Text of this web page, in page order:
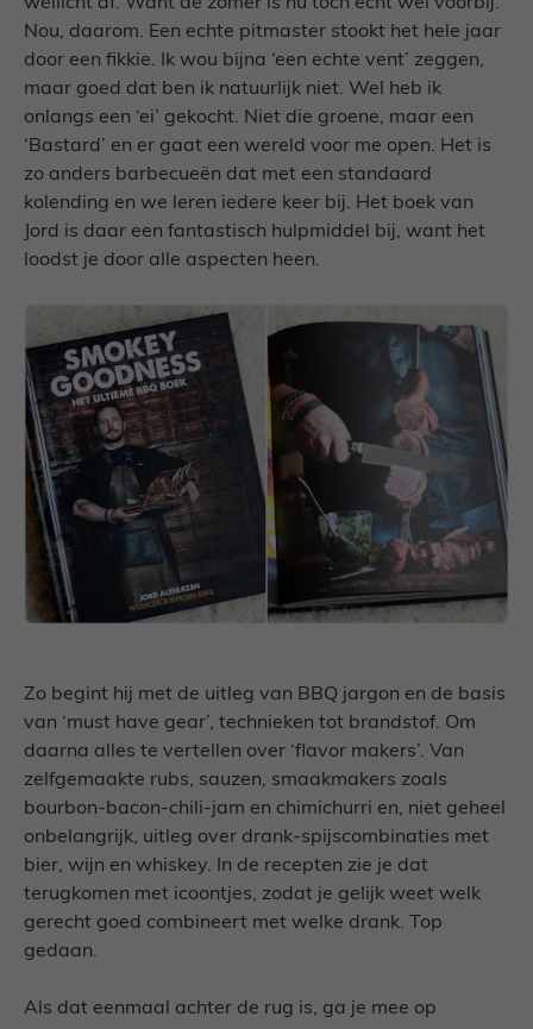
wellicht af. Want de zomer is nu toch echt wel voorbij.
Nou, daarom. Een echte pitmaster stookt het hele jaar
door een fikkie. Ik wou bijna ‘een echte vent’ zeggen,
maar goed dat ben ik natuurlijk niet. Wel heb ik
onlangs een ‘ei’ gekocht. Niet die groene, maar een
‘Bastard’ en er gaat een wereld voor me open. Het is
zo anders barbecueën dat met een standaard
kolending en we leren iedere keer bij. Het boek van
Jord is daar een fantastisch hulpmiddel bij, want het
loodst je door alle aspecten heen.
Zo begint hij met de uitleg van BBQ jargon en de basis
van ‘must have gear’, technieken tot brandstof. Om
daarna alles te vertellen over ‘flavor makers’. Van
zelfgemaakte rubs, sauzen, smaakmakers zoals
bourbon-bacon-chili-jam en chimichurri en, niet geheel
onbelangrijk, uitleg over drank-spijscombinaties met
bier, wijn en whiskey. In de recepten zie je dat
terugkomen met icoontjes, zodat je gelijk weet welk
gerecht goed combineert met welke drank. Top
gedaan.
Als dat eenmaal achter de rug is, ga je mee op